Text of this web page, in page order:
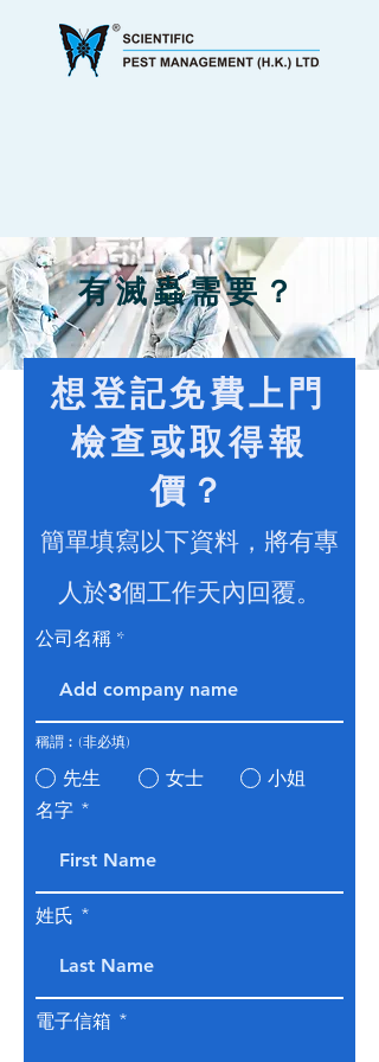
有滅蟲需要？
想登記免費上門
檢查或取得報
價？
簡單填寫以下資料，將有專
人於3個工作天內回覆。
公司名稱
稱謂︰(非必填)
先生 女士 小姐
名字
姓氏
電子信箱